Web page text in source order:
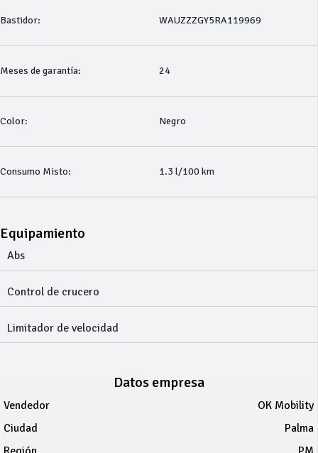
Bastidor: WAUZZZGY5RA119969
Meses de garantía: 24
Color: Negro
Consumo Misto: 1.3 l/100 km
Equipamiento
Abs
Control de crucero
Limitador de velocidad
Datos empresa
Vendedor
OK Mobility
Ciudad
Palma